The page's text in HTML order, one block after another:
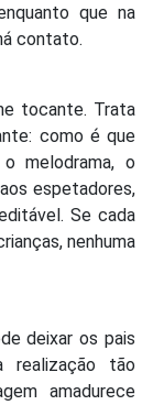
que na
contato.
tocante. Trata
como é que
melodrama, o
espetadores,
Se cada
nenhuma
deixar os pais
realização tão
amadurece